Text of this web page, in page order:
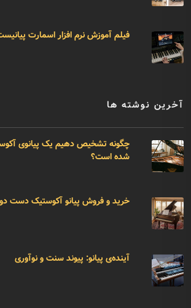
فیلم آموزش نرم افزار اسمارت
آخرین نوشته ها
چگونه تشخیص دهیم یک پیانوی
شده است؟
خرید و فروش پیانو آکوستیک دست
آینده‌ی پیانو: پیوند سنت و نوآوری